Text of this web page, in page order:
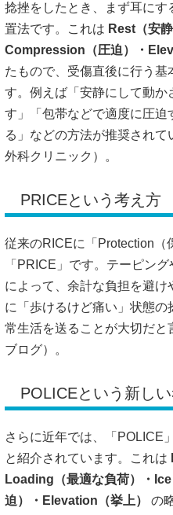
捻挫をしたとき、まず耳に
置法です。これは Rest（安
Compression（圧迫）・
たもので、受傷直後に行う基
す。例えば「安静にして動
す」「包帯などで適度に圧
る」などの方法が推奨されて
外科クリニック ）。
PRICEという考え方
従来のRICEに「Protection（
「PRICE」です。テーピン
によって、余計な負担を避
に「歩けるけど痛い」状態の
常生活を送ることが大切だと
ブログ）。
POLICEという新し
さらに近年では、「POLICE
と紹介されています。これは
Loading（最適な負荷）・
迫）・Elevation（挙上）
の